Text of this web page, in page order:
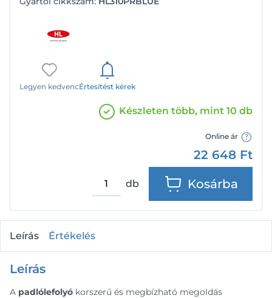
Legyen kedvencÉrtesítést kérek
Készleten több, mint 10 db
Online ár
22 648 Ft
db Kosárba
Leírás Értékelés
Leírás
A padlólefolyó korszerű és megbízható megoldás